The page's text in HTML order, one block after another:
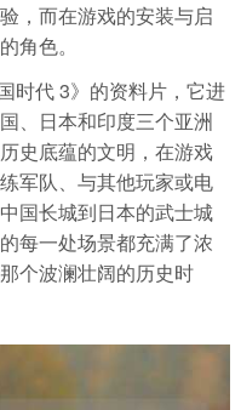
，而在游戏的安装与启
角色。
时代 3》的资料片，它进
、日本和印度三个亚洲
史底蕴的文明，在游戏
军队、与其他玩家或电
国长城到日本的武士城
每一处场景都充满了浓
个波澜壮阔的历史时